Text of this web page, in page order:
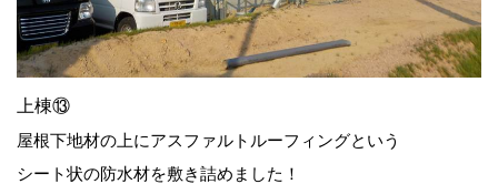
上棟⑬
屋根下地材の上にアスファルトルーフィングという
シート状の防水材を敷き詰めました！